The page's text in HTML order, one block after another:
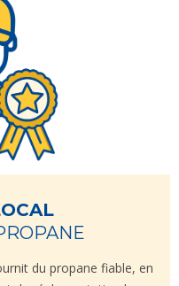
du propane fiable, en